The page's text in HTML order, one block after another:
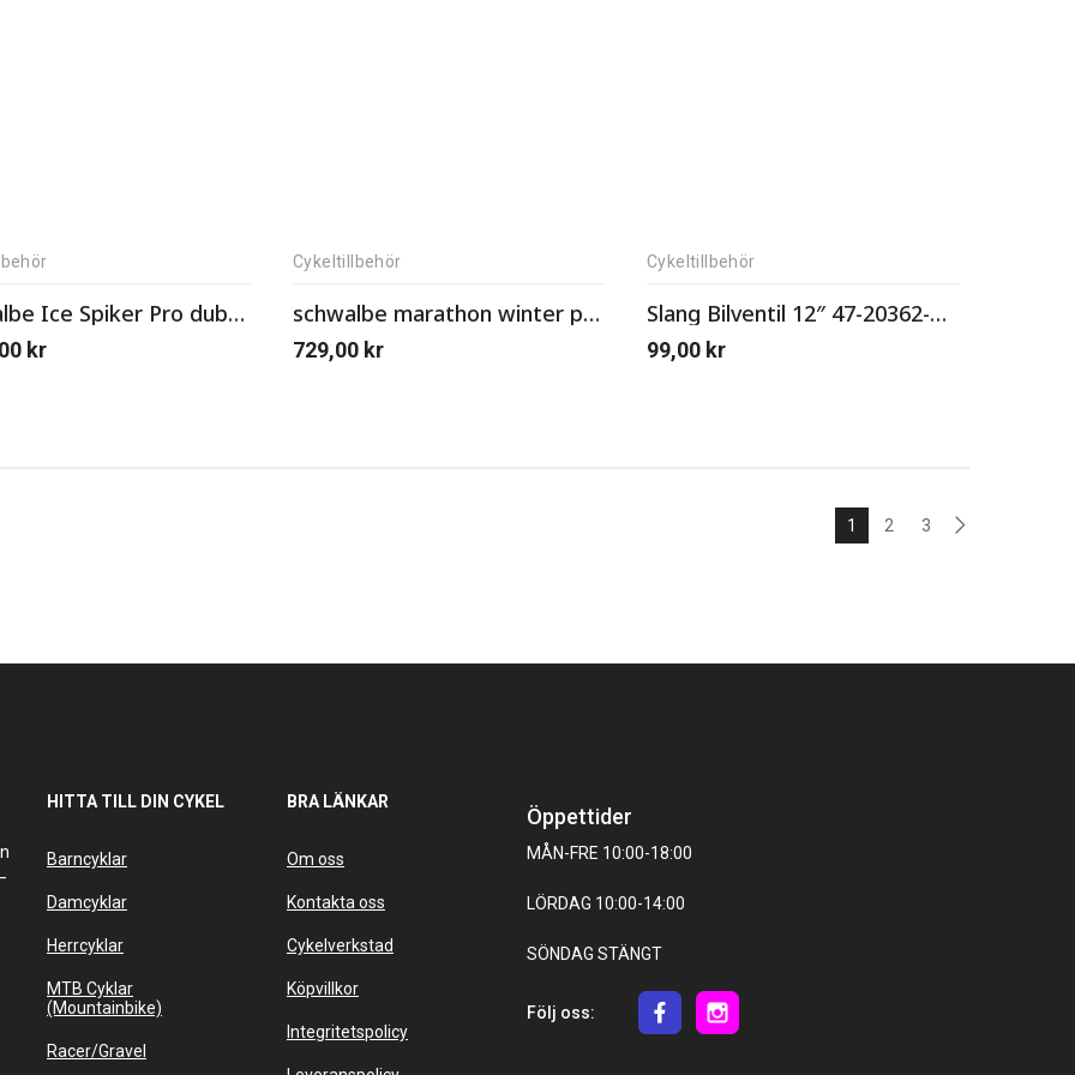
Schwalbe Ice Spiker Pro dubbdäck
kr
Cykeltillbehör
schwalbe marathon winter plus dubbdäck
729,00 kr
Cykeltillbehör
Slang Bilventil 12″ 47-20362-203
99,00 kr
1 2 3
HITTA TILL DIN CYKEL
Barncyklar
Damcyklar
Herrcyklar
MTB Cyklar
(Mountainbike)
Racer/Gravel
BRA LÄNKAR
Om oss
Kontakta oss
Cykelverkstad
Köpvillkor
Integritetspolicy
Öppettider
MÅN-FRE 10:00-18:00
LÖRDAG 10:00-14:00
SÖNDAG STÄNGT
Följ oss: